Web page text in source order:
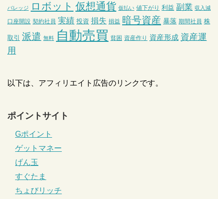
バレッジ ロボット 仮想通貨 仮払い 値下がり 利益 副業 収入減
口座開設 契約社員 実績 投資 損失 損益 暗号資産 暴落 期間社員 株
取引 派遣 無料 自動売買 貧困 資産作り 資産形成 資産運
用
以下は、アフィリエイト広告のリンクです。
ポイントサイト
Gポイント
ゲットマネー
げん玉
すぐたま
ちょびリッチ